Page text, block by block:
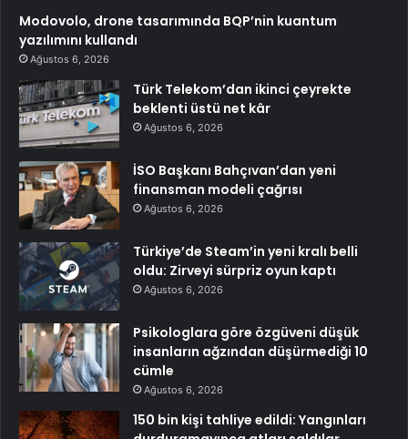
Modovolo, drone tasarımında BQP’nin kuantum
yazılımını kullandı
Ağustos 6, 2026
Türk Telekom’dan ikinci çeyrekte
beklenti üstü net kâr
Ağustos 6, 2026
İSO Başkanı Bahçıvan’dan yeni
finansman modeli çağrısı
Ağustos 6, 2026
Türkiye’de Steam’in yeni kralı belli
oldu: Zirveyi sürpriz oyun kaptı
Ağustos 6, 2026
Psikologlara göre özgüveni düşük
insanların ağzından düşürmediği 10
cümle
Ağustos 6, 2026
150 bin kişi tahliye edildi: Yangınları